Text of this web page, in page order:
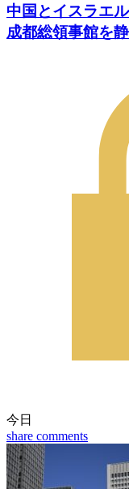
中国とイスラエ
成都総領事館を
今日
share comments